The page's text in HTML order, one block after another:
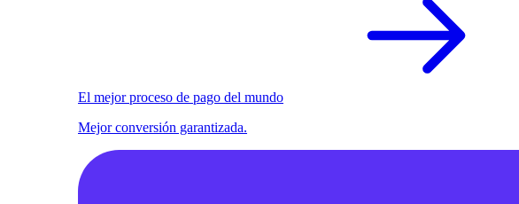
El mejor proceso de pago del mundo
Mejor conversión garantizada.